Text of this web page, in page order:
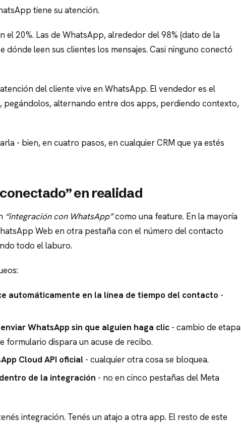
tiene su atención.
el 20%. Las de WhatsApp, alrededor del 98% (dato de la
dónde leen sus clientes los mensajes. Casi ninguno conectó
del cliente vive en WhatsApp. El vendedor es el
pegándolos, alternando entre dos apps, perdiendo contexto,
- bien, en cuatro pasos, en cualquier CRM que ya estés
en realidad
“integración con WhatsApp”como una feature. En la mayoría
Web en otra pestaña con el número del contacto
todo el laburo.
automáticamente en la línea de tiempo del contacto -
WhatsApp sin que alguien haga clic - cambio de etapa
formulario dispara un acuse de recibo.
Cloud API oficial - cualquier otra cosa se bloquea.
de la integración - no en cinco pestañas del Meta
integración. Tenés un atajo a otra app. El resto de este